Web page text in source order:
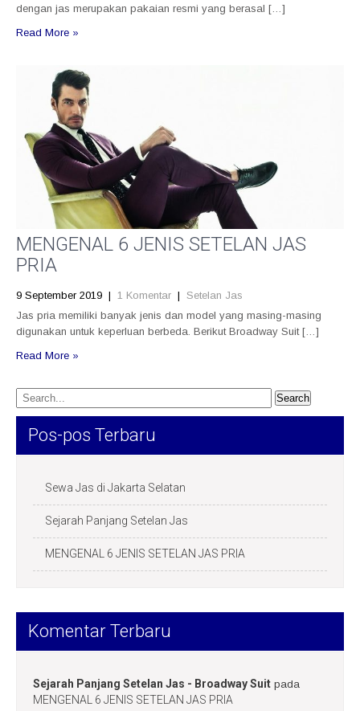
dengan jas merupakan pakaian resmi yang berasal […]
Read More »
MENGENAL 6 JENIS SETELAN JAS
PRIA
9 September 2019 | 1 Komentar | Setelan Jas
Jas pria memiliki banyak jenis dan model yang masing-masing
digunakan untuk keperluan berbeda. Berikut Broadway Suit […]
Read More »
Pos-pos Terbaru
Sewa Jas di Jakarta Selatan
Sejarah Panjang Setelan Jas
MENGENAL 6 JENIS SETELAN JAS PRIA
Komentar Terbaru
Sejarah Panjang Setelan Jas - Broadway Suit pada
MENGENAL 6 JENIS SETELAN JAS PRIA